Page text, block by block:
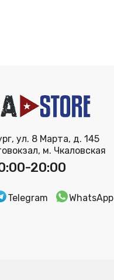
ул. 8 Марта, д. 145
м. Чкаловская
20:00
Telegram WhatsApp